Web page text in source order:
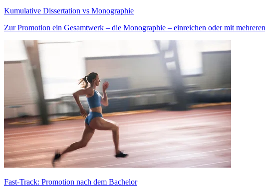
Kumulative Dissertation vs Monographie
Zur Promotion ein Gesamtwerk – die Monographie – einreichen oder mit
Fast-Track: Promotion nach dem Bachelor